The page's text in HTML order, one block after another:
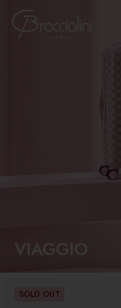
VIAGGIO